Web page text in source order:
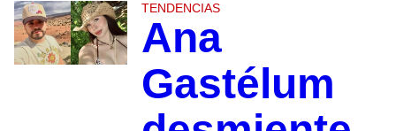
TENDENCIAS
Ana
Gastélum